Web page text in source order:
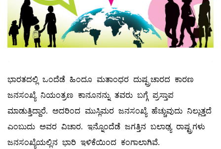
ಭಾರತದಲ್ಲಿ ಒಂದೆಡೆ ಹಿಂದೂ ಮತಾಂಧರ ದುಷ್ಪ್ರಚಾರದ ಕಾರಣ
ಜನಸಂಖ್ಯೆ ನಿಯಂತ್ರಣ ಕಾನೂನನ್ನು ತವರು ಬಗ್ಗೆ ಪ್ರಸ್ತಾಪ
ಮಾಡುತ್ತಿದ್ದಾರೆ. ಅದರಿಂದ ಮುಸ್ಲಿಮರ ಜನಸಂಖ್ಯೆ ಹೆಚ್ಚುವುದು ನಿಲ್ಲುತ್ತದೆ
ಎಂಬುದು ಅವರ ವಿಚಾರ. ಇನ್ನೊಂದೆಡೆ ಜಗತ್ತಿನ ಬಲಾಢ್ಯ ರಾಷ್ಟ್ರಗಳು
ಜನಸಂಖ್ಯೆಯಲ್ಲಿನ ಭಾರಿ ಇಳಿಕೆಯಿಂದ ಕಂಗಾಲಾಗಿವೆ.